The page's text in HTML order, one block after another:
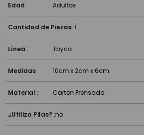
Edad : Adultos
Cantidad de Piezas :1
Línea : Toyco
Medidas : 10cm x 2cm x 6cm
Material : Carton Prensado
¿Utiliza Pilas? :no